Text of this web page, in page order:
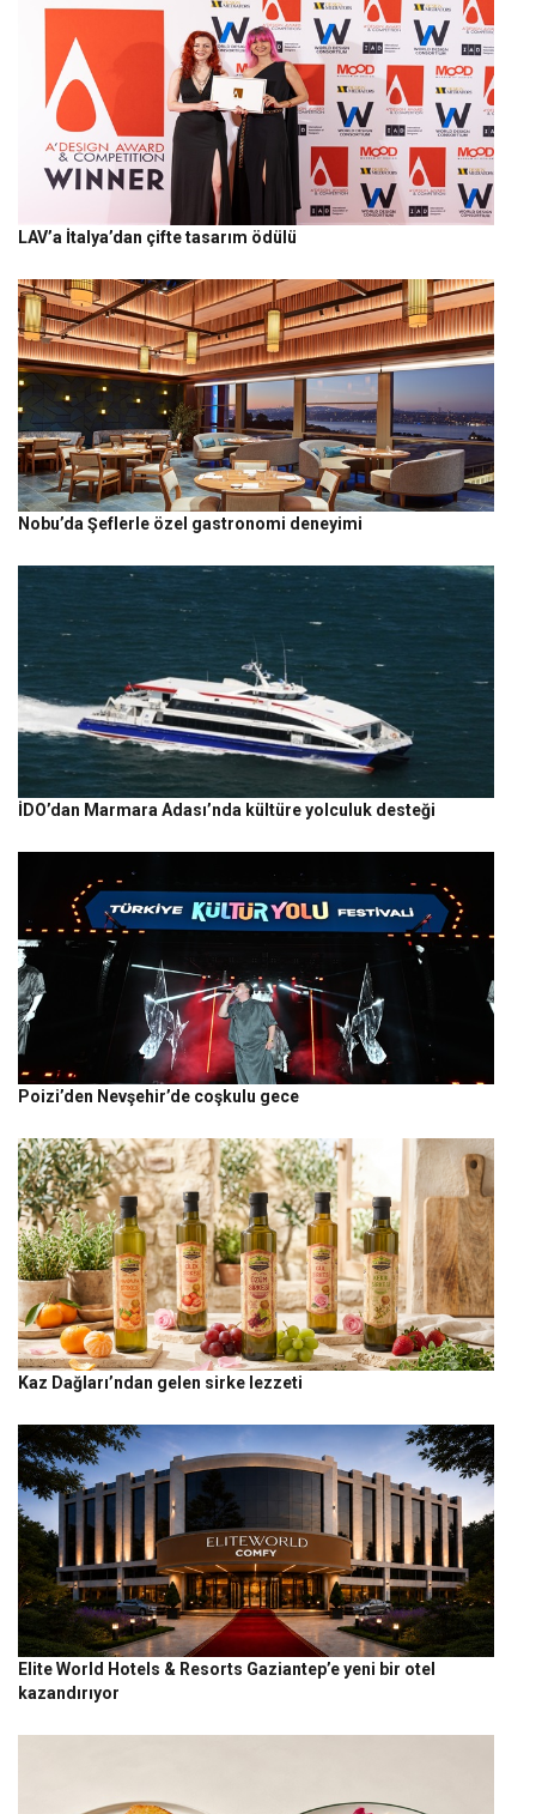
LAV’a İtalya’dan çifte tasarım ödülü
Nobu’da Şeflerle özel gastronomi deneyimi
İDO’dan Marmara Adası’nda kültüre yolculuk desteği
Poizi’den Nevşehir’de coşkulu gece
Kaz Dağları’ndan gelen sirke lezzeti
Elite World Hotels & Resorts Gaziantep’e yeni bir otel
kazandırıyor